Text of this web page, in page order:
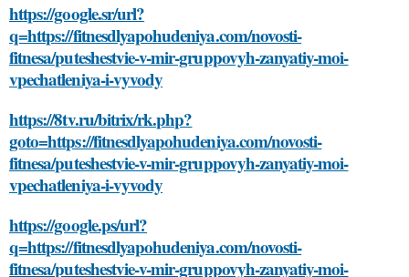
https://google.sr/url?
q=https://fitnesdlyapohudeniya.com/novosti-
fitnesa/puteshestvie-v-mir-gruppovyh-zanyatiy-moi-
vpechatleniya-i-vyvody
https://8tv.ru/bitrix/rk.php?
goto=https://fitnesdlyapohudeniya.com/novosti-
fitnesa/puteshestvie-v-mir-gruppovyh-zanyatiy-moi-
vpechatleniya-i-vyvody
https://google.ps/url?
q=https://fitnesdlyapohudeniya.com/novosti-
fitnesa/puteshestvie-v-mir-gruppovyh-zanyatiy-moi-